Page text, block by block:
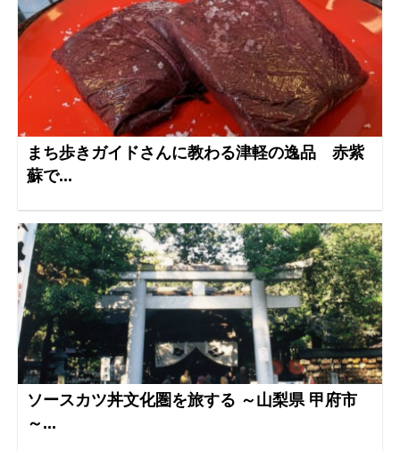
まち歩きガイドさんに教わる津軽の逸品 赤紫
蘇で...
ソースカツ丼文化圏を旅する ～山梨県 甲府市
～...